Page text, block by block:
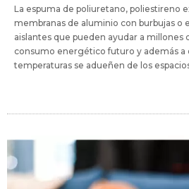
La espuma de poliuretano, poliestireno
membranas de aluminio con burbujas o
aislantes que pueden ayudar a millones
consumo energético futuro y además a
temperaturas se adueñen de los